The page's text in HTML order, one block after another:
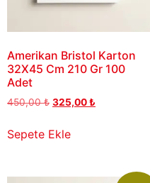
Amerikan Bristol Karton
32X45 Cm 210 Gr 100
Adet
450,00₺ 325,00₺
Sepete Ekle